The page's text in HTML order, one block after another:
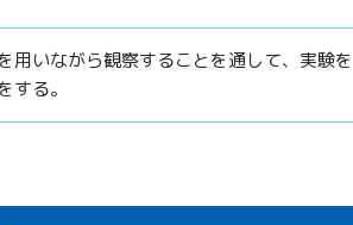
用いながら観察することを通して、実験を
る。